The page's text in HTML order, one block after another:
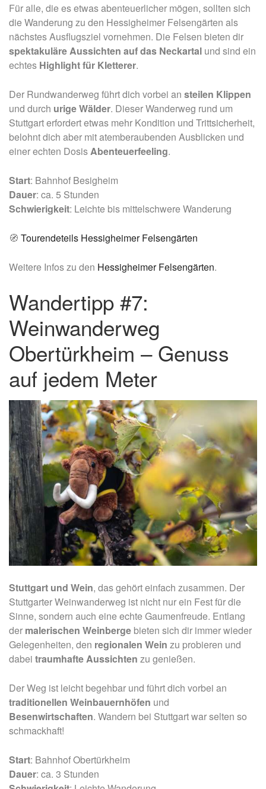
Für alle, die es etwas abenteuerlicher mögen, sollten sich
die Wanderung zu den Hessigheimer Felsengärten als
nächstes Ausflugsziel vornehmen. Die Felsen bieten dir
spektakuläre Aussichten auf das Neckartal und sind ein
echtes Highlight für Kletterer.
Der Rundwanderweg führt dich vorbei an steilen Klippen
und durch urigeWälder. Dieser Wanderweg rund um
Stuttgart erfordert etwas mehr Kondition und Trittsicherheit,
belohnt dich aber mit atemberaubenden Ausblicken und
einer echten DosisAbenteuerfeeling.
Start: Bahnhof Besigheim
Dauer: ca. 5 Stunden
Schwierigkeit: Leichte bis mittelschwere Wanderung
🧭 Tourendeteils Hessigheimer Felsengärten
Weitere Infos zu den Hessigheimer Felsengärten.
Wandertipp #7:
Weinwanderweg
Obertürkheim – Genuss
auf jedem Meter
Stuttgart und Wein, das gehört einfach zusammen. Der
Stuttgarter Weinwanderweg ist nicht nur ein Fest für die
Sinne, sondern auch eine echte Gaumenfreude. Entlang
der malerischen Weinberge bieten sich dir immer wieder
Gelegenheiten, den regionalen Wein zu probieren und
dabei traumhafte Aussichten zu genießen.
Der Weg ist leicht begehbar und führt dich vorbei an
traditionellen Weinbauernhöfen und
Besenwirtschaften. Wandern bei Stuttgart war selten so
schmackhaft!
Start: Bahnhof Obertürkheim
Dauer: ca. 3 Stunden